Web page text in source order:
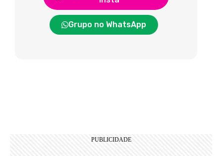
Grupo no WhatsApp